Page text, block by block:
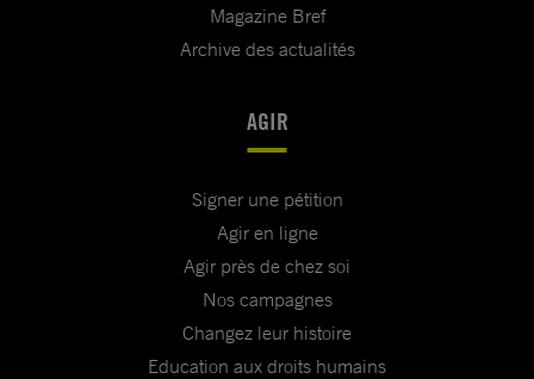
Magazine Bref
Archive des actualités
AGIR
Signer une pétition
Agir en ligne
Agir près de chez soi
Nos campagnes
Changez leur histoire
Education aux droits humains